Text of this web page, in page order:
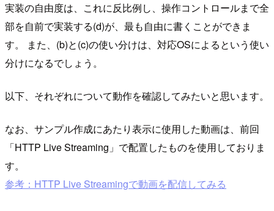
実装の自由度は、これに反比例し、操作コントロールまで全
部を自前で実装する(d)が、最も自由に書くことができま
す。 また、(b)と(c)の使い分けは、対応OSによるという使い
分けになるでしょう。
以下、それぞれについて動作を確認してみたいと思います。
なお、サンプル作成にあたり表示に使用した動画は、前回
「HTTP Live Streaming」で配置したものを使用しておりま
す。
参考：HTTP Live Streamingで動画を配信してみる